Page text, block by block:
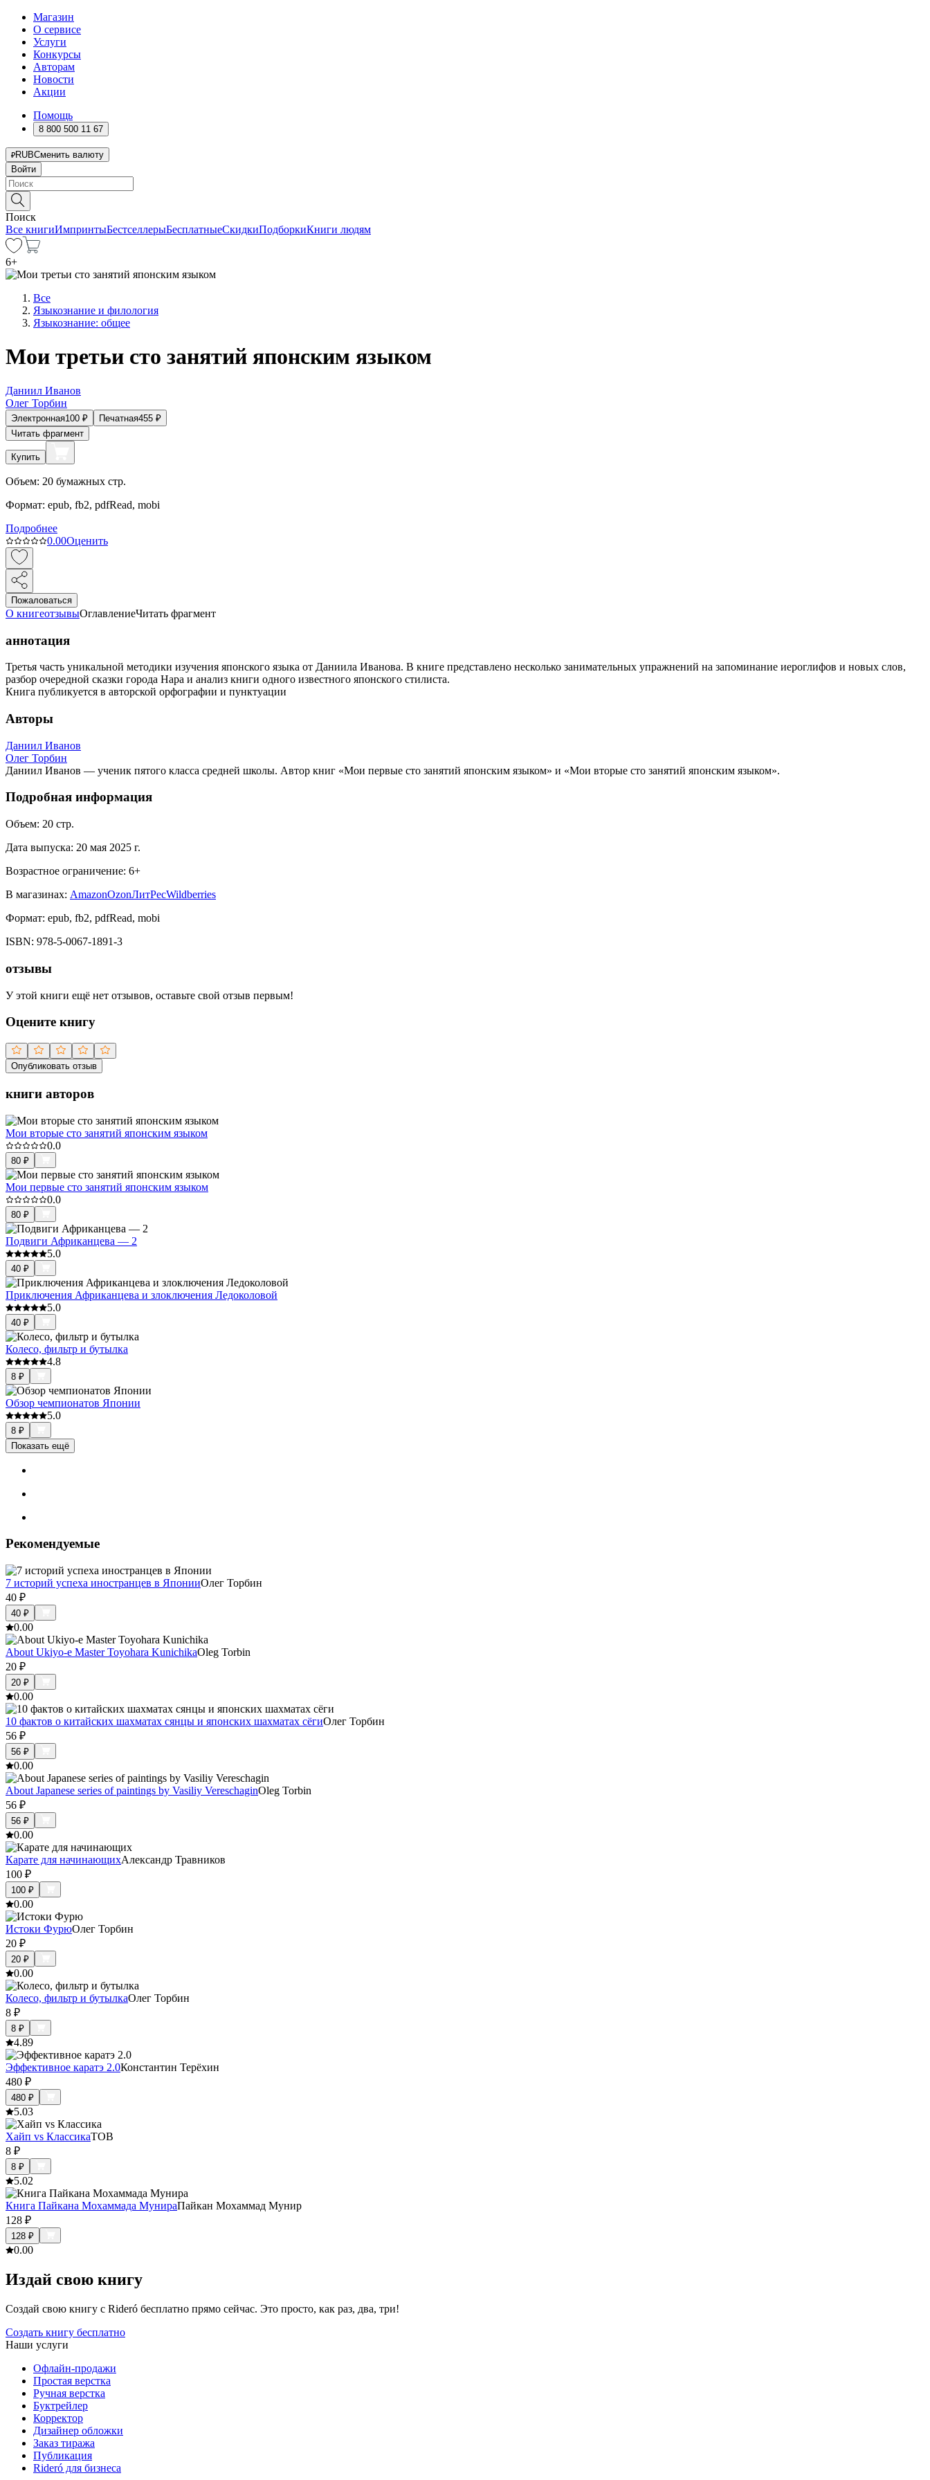
Магазин
О сервисе
Услуги
Конкурсы
Авторам
Новости
Акции
Помощь
8 800 500 11 67
RUBСменить валюту
Войти
Поиск
Все книгиИмпринтыБестселлерыБесплатныеСкидкиПодборкиКниги людям
6+
Все
Языкознание и филология
Языкознание: общее
Мои третьи сто занятий японским языком
Даниил Иванов
Олег Торбин
Электронная100 ₽ Печатная455 ₽
Читать фрагмент
Купить
Объем: 20 бумажных стр.
Формат: epub, fb2, pdfRead, mobi
Подробнее
0.00Оценить
Пожаловаться
О книгеотзывыОглавлениеЧитать фрагмент
аннотация
Третья часть уникальной методики изучения японского языка от Даниила Иванова. В книге представлено несколько занимательных упражнений на запоминание иероглифов и новых слов,
разбор очередной сказки города Нара и анализ книги одного известного японского стилиста.
Книга публикуется в авторской орфографии и пунктуации
Авторы
Даниил Иванов
Олег Торбин
Даниил Иванов — ученик пятого класса средней школы. Автор книг «Мои первые сто занятий японским языком» и «Мои вторые сто занятий японским языком».
Подробная информация
Объем: 20 стр.
Дата выпуска: 20 мая 2025 г.
Возрастное ограничение: 6+
В магазинах: AmazonOzonЛитРесWildberries
Формат: epub, fb2, pdfRead, mobi
ISBN: 978-5-0067-1891-3
отзывы
У этой книги ещё нет отзывов, оставьте свой отзыв первым!
Оцените книгу
Опубликовать отзыв
книги авторов
Мои вторые сто занятий японским языком
0.0
80 ₽
Мои первые сто занятий японским языком
0.0
80 ₽
Подвиги Африканцева — 2
5.0
40 ₽
Приключения Африканцева и злоключения Ледоколовой
5.0
40 ₽
Колесо, фильтр и бутылка
4.8
8 ₽
Обзор чемпионатов Японии
5.0
8 ₽
Показать ещё
Рекомендуемые
7 историй успеха иностранцев в ЯпонииОлег Торбин
40 ₽
40 ₽
0.00
About Ukiyo-e Master Toyohara KunichikaOleg Torbin
20 ₽
20 ₽
0.00
10 фактов о китайских шахматах сянцы и японских шахматах сёгиОлег Торбин
56 ₽
56 ₽
0.00
About Japanese series of paintings by Vasiliy VereschaginOleg Torbin
56 ₽
56 ₽
0.00
Карате для начинающихАлександр Травников
100 ₽
100 ₽
0.00
Истоки ФурюОлег Торбин
20 ₽
20 ₽
0.00
Колесо, фильтр и бутылкаОлег Торбин
8 ₽
8 ₽
4.89
Эффективное каратэ 2.0Константин Терёхин
480 ₽
480 ₽
5.03
Хайп vs КлассикаТОВ
8 ₽
8 ₽
5.02
Книга Пайкана Мохаммада МунираПайкан Мохаммад Мунир
128 ₽
128 ₽
0.00
Издай свою книгу
Создай свою книгу с Rideró бесплатно прямо сейчас. Это просто, как раз, два, три!
Создать книгу бесплатно
Наши услуги
Офлайн-продажи
Простая верстка
Ручная верстка
Буктрейлер
Корректор
Дизайнер обложки
Заказ тиража
Публикация
Rideró для бизнеса